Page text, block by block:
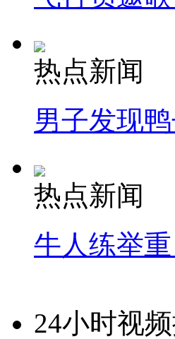
热点新闻
男子发现
热点新闻
牛人练举
24小时视